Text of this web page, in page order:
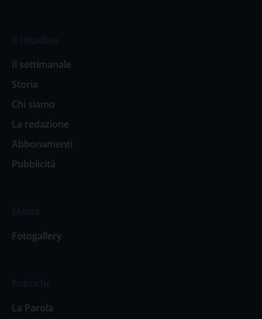
Il settimanale
Storia
Chi siamo
La redazione
Abbonamenti
Pubblicità
Fotogallery
La Parola